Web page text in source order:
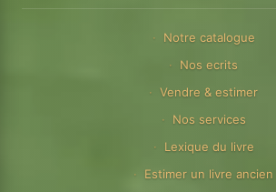
Notre catalogue
Nos ecrits
Vendre & estimer
Nos services
Lexique du livre
Estimer un livre ancien